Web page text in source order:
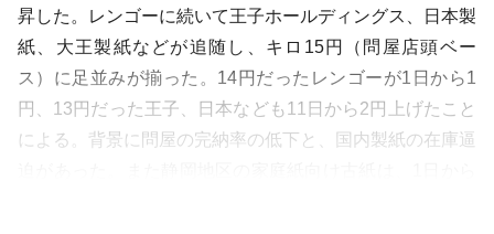
昇した。レンゴーに続いて王子ホールディングス、日本製
紙、大王製紙などが追随し、キロ15円（問屋店頭ベー
ス）に足並みが揃った。14円だったレンゴーが1日から1
円、13円だった王子、日本なども11日から2円上げたこと
による。背景に問屋の完納率の低下と、国内製紙の在庫逼